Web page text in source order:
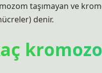
taşımayan ve
denir.